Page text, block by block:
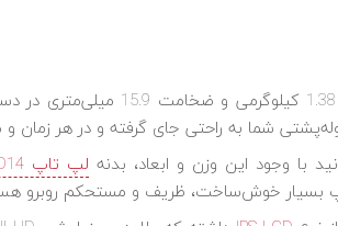
هواوی میت بوک دی 14 با وزن تنها
شما به راحتی جای گرفته و در هر زمان و
با وجود این وزن و ابعاد، بدنه لپ تاپ MateBook D14
بسیار خوش‌ساخت، ظریف و مستحکم روبرو